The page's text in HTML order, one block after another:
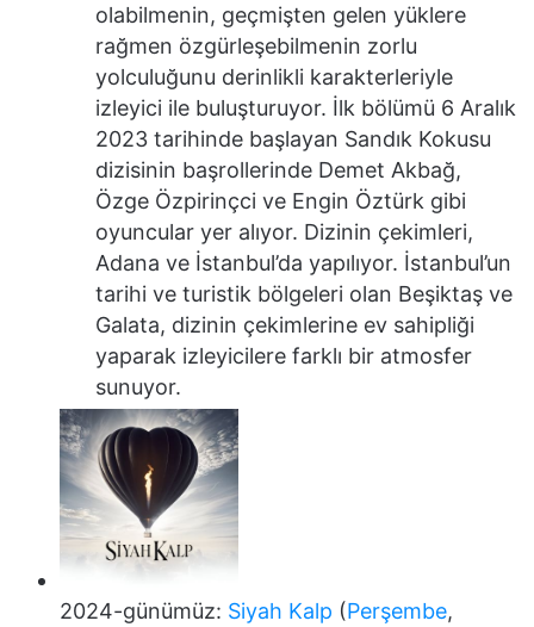
olabilmenin, geçmişten gelen yüklere
rağmen özgürleşebilmenin zorlu
yolculuğunu derinlikli karakterleriyle
izleyici ile buluşturuyor. İlk bölümü 6 Aralık
2023 tarihinde başlayan Sandık Kokusu
dizisinin başrollerinde Demet Akbağ,
Özge Özpirinçci ve Engin Öztürk gibi
oyuncular yer alıyor. Dizinin çekimleri,
Adana ve İstanbul’da yapılıyor. İstanbul’un
tarihi ve turistik bölgeleri olan Beşiktaş ve
Galata, dizinin çekimlerine ev sahipliği
yaparak izleyicilere farklı bir atmosfer
sunuyor.
2024-günümüz: Siyah Kalp (Perşembe,